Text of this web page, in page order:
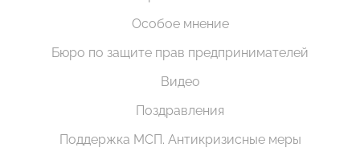
Особое мнение
Бюро по защите прав предпринимателей
Видео
Поздравления
Поддержка МСП. Антикризисные меры